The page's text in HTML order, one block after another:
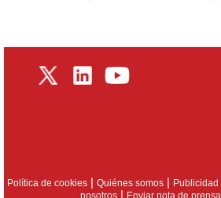
Política de cookies| Quiénes somos| Publicidad
|